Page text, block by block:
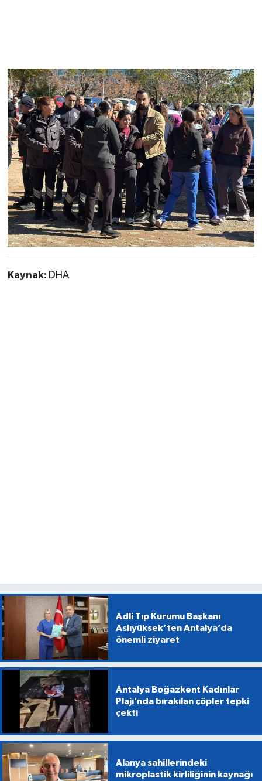
Kaynak: DHA
Adli Tıp Kurumu Başkanı
Aslıyüksek’ten Antalya’da
önemli ziyaret
Antalya Boğazkent Kadınlar
Plajı’nda bırakılan çöpler tepki
çekti
Alanya sahillerindeki
mikroplastik kirliliğinin kaynağı